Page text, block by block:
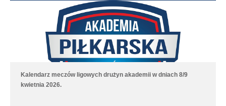
Kalendarz meczów ligowych drużyn akademii w dniach 8/9
kwietnia 2026.